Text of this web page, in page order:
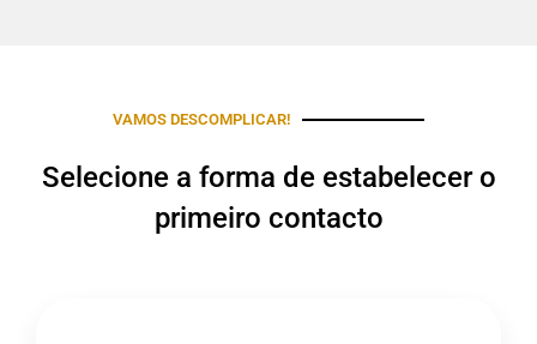
VAMOS DESCOMPLICAR!
Selecione a forma de estabelecer o
primeiro contacto